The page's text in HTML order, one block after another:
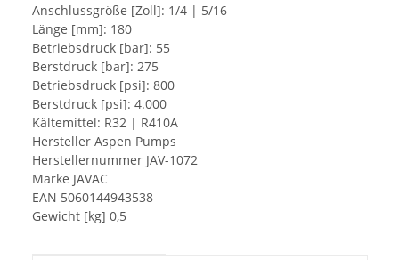
Anschlussgröße [Zoll]: 1/4 | 5/16
Länge [mm]: 180
Betriebsdruck [bar]: 55
Berstdruck [bar]: 275
Betriebsdruck [psi]: 800
Berstdruck [psi]: 4.000
Kältemittel: R32 | R410A
Hersteller Aspen Pumps
Herstellernummer JAV-1072
Marke JAVAC
EAN 5060144943538
Gewicht [kg] 0,5